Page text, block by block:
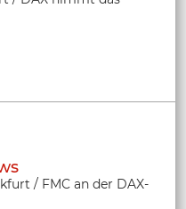
/ FMC an der DAX-